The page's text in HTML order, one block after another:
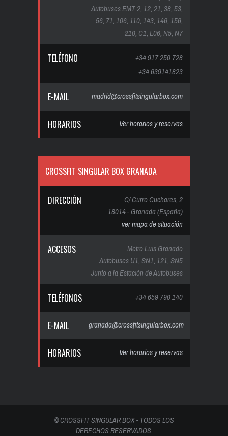
Autobuses EMT 2, 12, 21, 38, 53,
56, 71, 106, 110, 143, 146, 156,
210, C1, L06, N5, N7
TELÉFONO
+34 917 250 728
+34 639141823
E-MAIL madrid@crossfitsingularbox.com
HORARIOS Ver horarios y reservas
CROSSFIT SINGULAR BOX GRANADA
DIRECCIÓN
C/ Curro Cuchares, 2
18014 - Granada (España)
ver mapa de situación
ACCESOS
Metro Luis Granado
Autobuses U1, SN1, 121, SN5
Junto a la Estación de Autobuses
TELÉFONOS +34 659 790 140
E-MAIL granada@crossfitsingularbox.com
HORARIOS Ver horarios y reservas
© CROSSFIT SINGULAR BOX - TODOS LOS
DERECHOS RESERVADOS.